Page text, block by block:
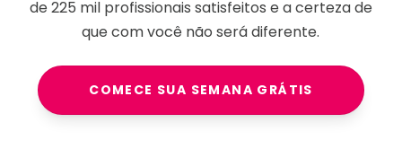
de225 milprofissionais satisfeitos e a certeza de
que com você não será diferente.
COMECE SUA SEMANA GRÁTIS